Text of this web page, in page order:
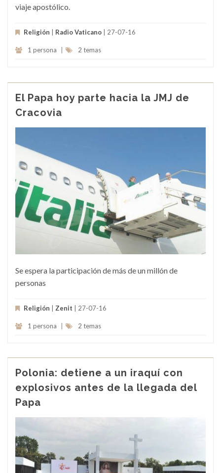
viaje apostólico.
Religión Radio Vaticano | 27-07-16
1 persona 2 temas
El Papa hoy parte hacia la JMJ de
Cracovia
Se espera la participación de más de un millón de
personas
Religión Zenit | 27-07-16
1 persona 2 temas
Polonia: detiene a un iraquí con
explosivos antes de la llegada del
Papa